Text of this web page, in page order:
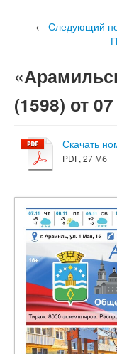
← Следующий
(1598) от
Скачать
PDF, 27 Мб